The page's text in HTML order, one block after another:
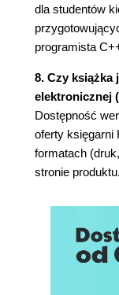
5.3.
5.4.
5.4.1.
5.4.2.
5.4.3.
5.4.4.
5.5.
5.5.1.
5.5.2.
5.5.3.
5.6.
klasa
5.7.
dla studentów
programista
8. Czy książka
elektronicznej
Dostępność
oferty księgarni
formatach
stronie produktu.